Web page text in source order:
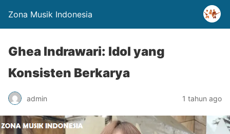
Zona Musik Indonesia
Ghea Indrawari: Idol yang
Konsisten Berkarya
admin 1 tahun ago